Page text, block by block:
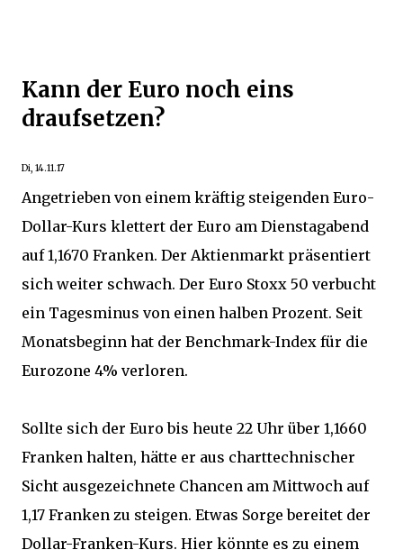
Kann der Euro noch eins
draufsetzen?
Di, 14.11.17
Angetrieben von einem kräftig steigenden Euro-
Dollar-Kurs klettert der Euro am Dienstagabend
auf 1,1670 Franken. Der Aktienmarkt präsentiert
sich weiter schwach. Der Euro Stoxx 50 verbucht
ein Tagesminus von einen halben Prozent. Seit
Monatsbeginn hat der Benchmark-Index für die
Eurozone 4% verloren.
Sollte sich der Euro bis heute 22 Uhr über 1,1660
Franken halten, hätte er aus charttechnischer
Sicht ausgezeichnete Chancen am Mittwoch auf
1,17 Franken zu steigen. Etwas Sorge bereitet der
Dollar-Franken-Kurs. Hier könnte es zu einem